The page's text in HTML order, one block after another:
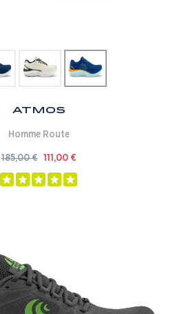
Atmos
Homme Route
185,00€ 111,00 €